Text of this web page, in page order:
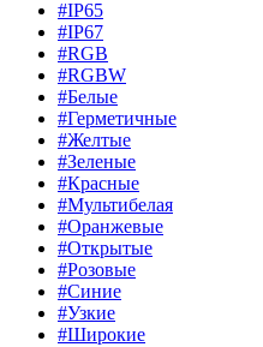
#IP65
#IP67
#RGB
#RGBW
#Белые
#Герметичные
#Желтые
#Зеленые
#Красные
#Мультибелая
#Оранжевые
#Открытые
#Розовые
#Синие
#Узкие
#Широкие